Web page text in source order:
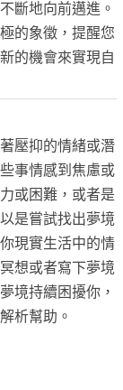
斷地向前邁進。
的象徵，提醒您
的機會來實現自
壓抑的情緒或潛
事情感到焦慮或
或困難，或者是
是嘗試找出夢境
現實生活中的情
想或者寫下夢境
境持續困擾你，
析幫助。